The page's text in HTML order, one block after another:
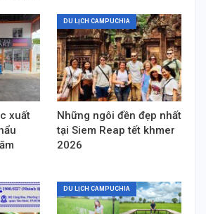
xuất
DU LỊCH CAMPUCHIA
Những ngôi đền đẹp nhất
tại Siem Reap tết khmer
2026
DU LỊCH CAMPUCHIA